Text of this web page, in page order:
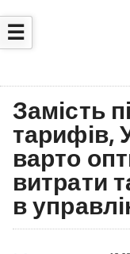
☰
Замість
тарифів,
варто
витрати
в